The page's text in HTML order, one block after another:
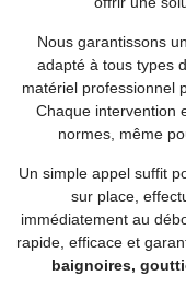
Nous garantissons un
adapté à tous types
matériel professionnel
Chaque intervention
normes, même
Un simple appel suffit
sur place,
immédiatement au
rapide, efficace et
baignoires,